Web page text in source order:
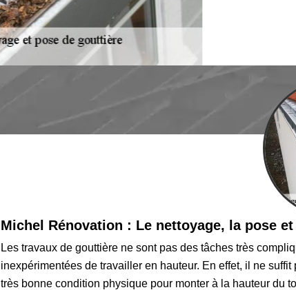
Michel Rénovation : Le nettoyage, la pose
Les travaux de gouttière ne sont pas des tâches très
inexpérimentées de travailler en hauteur. En effet, il ne
très bonne condition physique pour monter à la hauteur du